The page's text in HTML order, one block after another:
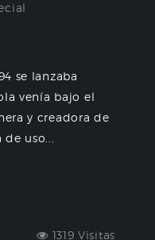
se lanzaba
venía bajo el
y creadora de
uso...
1319 Visitas